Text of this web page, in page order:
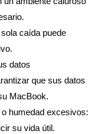
caída puede
datos
que sus datos
MacBook.
humedad excesivos:
su vida útil.